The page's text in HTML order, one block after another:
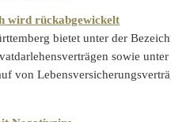
wird rückabgewickelt
bietet unter der
sowie
von